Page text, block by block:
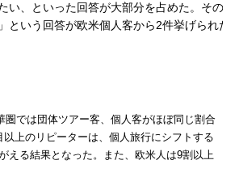
い、といった回答が大部分を占めた。その中
という回答が欧米個人客から2件挙げられた
圏では団体ツアー客、個人客がほぼ同じ割合
上のリピーターは、個人旅行にシフトする
える結果となった。また、欧米人は9割以上